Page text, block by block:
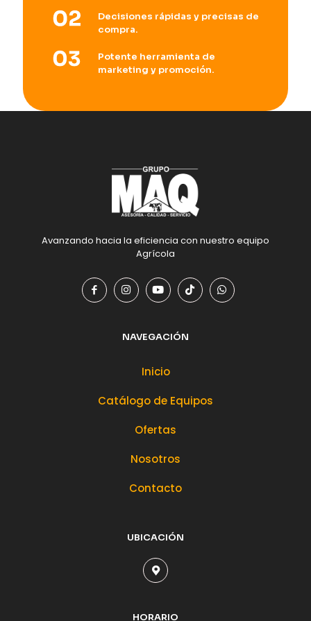
Decisiones rápidas y precisas de
compra.
Potente herramienta de
marketing y promoción.
Avanzando hacia la eficiencia con nuestro equipo
Agrícola
NAVEGACIÓN
Inicio
Catálogo de Equipos
Ofertas
Nosotros
Contacto
UBICACIÓN
HORARIO